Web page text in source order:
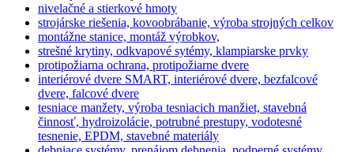
nivelačné a stierkové hmoty
strojárske riešenia, kovoobrábanie, výroba strojných celkov
montážne stanice, montáž výrobkov,
strešné krytiny, odkvapové sytémy, klampiarske prvky
protipožiarna ochrana, protipožiarne dvere
interiérové dvere SMART, interiérové dvere, bezfalcové
dvere, falcové dvere
tesniace manžety, výroba tesniacich manžiet, stavebná
činnosť, hydroizolácie, potrubné prestupy, vodotesné
tesnenie, EPDM, stavebné materiály